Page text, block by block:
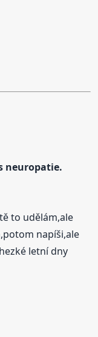
neuropatie.
to udělám,ale
napíši,ale
letní dny